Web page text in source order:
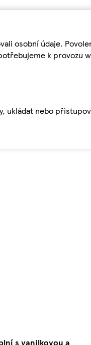
osobní údaje.
k provozu
ukládat nebo
s vanilkovou a